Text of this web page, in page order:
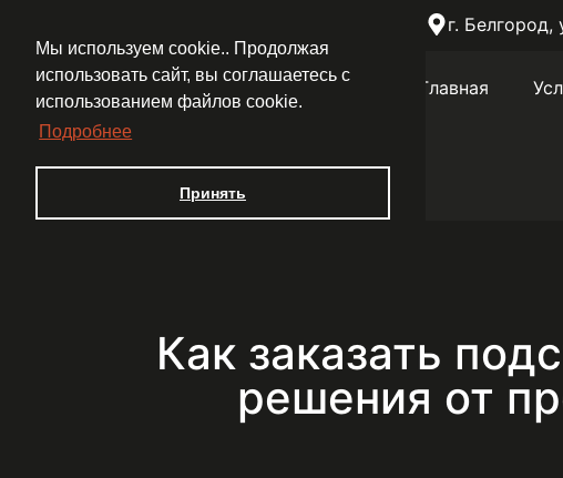
Мы используем cookie.. Продолжая
использовать сайт, вы соглашаетесь с
использованием файлов cookie.
Подробнее
Принять
г. Белгород,
Главная
Как заказать
решения от